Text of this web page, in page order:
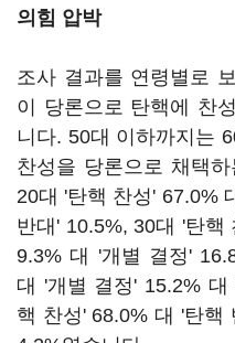
의힘 압박
조사 결과를 연령별로
이 당론으로 탄핵에 찬
니다. 50대 이하까지는
찬성을 당론으로 채택
20대 '탄핵 찬성' 67.0%
반대' 10.5%, 30대 '탄핵
9.3% 대 '개별 결정'
대 '개별 결정' 15.2%
핵 찬성' 68.0% 대 '탄핵